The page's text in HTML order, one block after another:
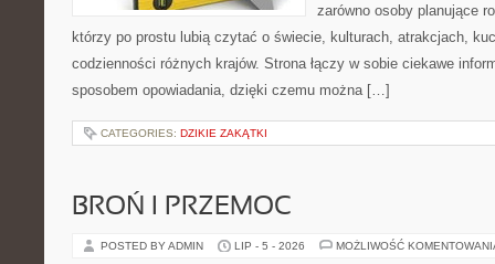
zarówno osoby planujące
którzy po prostu lubią czytać o świecie, kulturach, atrakcjach,
codzienności różnych krajów. Strona łączy w sobie ciekawe
sposobem opowiadania, dzięki czemu można […]
CATEGORIES: DZIKIE ZAKĄTKI
BROŃ I PRZEMOC
POSTED BY ADMIN LIP - 5 - 2026 MOŻLIWOŚĆ